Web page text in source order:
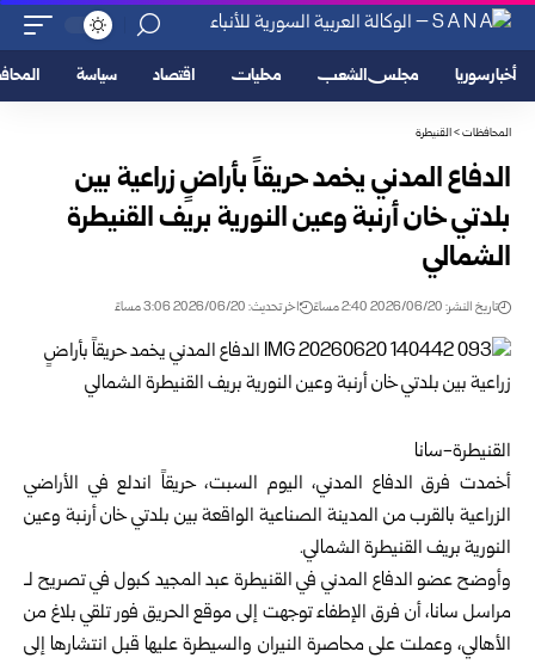
أخبار سوريا مجلس الشعب محليات اقتصاد سياسة
المحافظات>القنيطرة
الدفاع المدني يخمد حريقاً بأراضٍ زراعية بين
بلدتي خان أرنبة وعين النورية بريف القنيطرة
الشمالي
تاريخ النشر: 2026/06/20 2:40 مساءً اخر تحديث: 2026/06/20 3:06 مساءً
القنيطرة-سانا
أخمدت فرق الدفاع المدني، اليوم السبت، حريقاً اندلع في الأراضي
الزراعية بالقرب من المدينة الصناعية الواقعة بين بلدتي خان أرنبة وعين
النورية بريفالقنيطرةالشمالي.
وأوضح عضو الدفاع المدني في القنيطرة عبد المجيد كبول في تصريح لـ
مراسل سانا، أن فرق الإطفاء توجهت إلى موقع الحريق فور تلقي بلاغ من
الأهالي، وعملت على محاصرة النيران والسيطرة عليها قبل انتشارها إلى